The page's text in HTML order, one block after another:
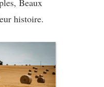
Beaux
histoire.